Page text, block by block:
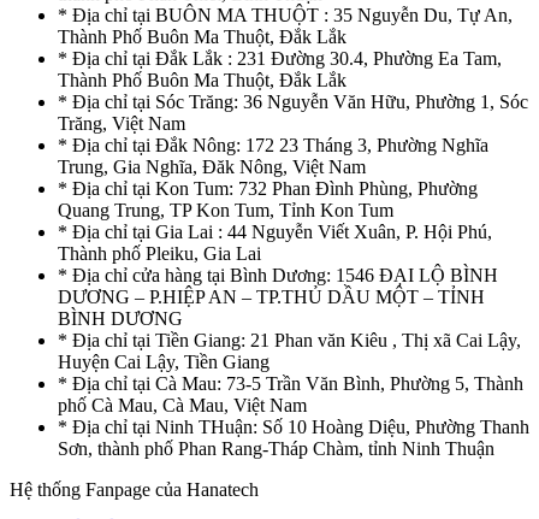
* Địa chỉ tại BUÔN MA THUỘT : 35 Nguyễn Du, Tự An,
Thành Phố Buôn Ma Thuột, Đắk Lắk
* Địa chỉ tại Đắk Lắk : 231 Đường 30.4, Phường Ea Tam,
Thành Phố Buôn Ma Thuột, Đắk Lắk
* Địa chỉ tại Sóc Trăng: 36 Nguyễn Văn Hữu, Phường 1, Sóc
Trăng, Việt Nam
* Địa chỉ tại Đắk Nông: 172 23 Tháng 3, Phường Nghĩa
Trung, Gia Nghĩa, Đăk Nông, Việt Nam
* Địa chỉ tại Kon Tum: 732 Phan Đình Phùng, Phường
Quang Trung, TP Kon Tum, Tỉnh Kon Tum
* Địa chỉ tại Gia Lai : 44 Nguyễn Viết Xuân, P. Hội Phú,
Thành phố Pleiku, Gia Lai
* Địa chỉ cửa hàng tại Bình Dương: 1546 ĐẠI LỘ BÌNH
DƯƠNG – P.HIỆP AN – TP.THỦ DẦU MỘT – TỈNH
BÌNH DƯƠNG
* Địa chỉ tại Tiền Giang: 21 Phan văn Kiêu , Thị xã Cai Lậy,
Huyện Cai Lậy, Tiền Giang
* Địa chỉ tại Cà Mau: 73-5 Trần Văn Bình, Phường 5, Thành
phố Cà Mau, Cà Mau, Việt Nam
* Địa chỉ tại Ninh THuận: Số 10 Hoàng Diệu, Phường Thanh
Sơn, thành phố Phan Rang-Tháp Chàm, tỉnh Ninh Thuận
Hệ thống Fanpage của Hanatech